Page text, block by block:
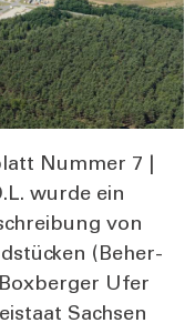
Num­mer 7 |
wur­de ein
von
(Beher­
Ufer
Sach­sen